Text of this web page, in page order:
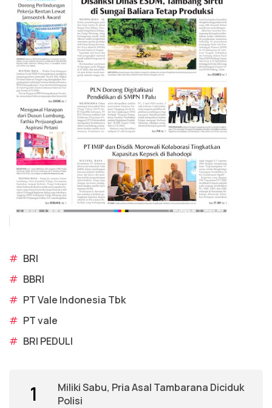
# BRI
# BBRI
# PT Vale Indonesia Tbk
# PT vale
# BRI PEDULI
1
Miliki Sabu, Pria Asal Tambarana Diciduk
Polisi